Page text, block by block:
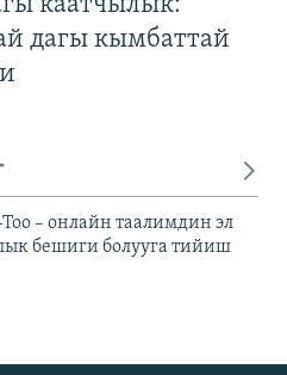
дагы кымбаттай
– онлайн таалимдин эл
бешиги болууга тийиш